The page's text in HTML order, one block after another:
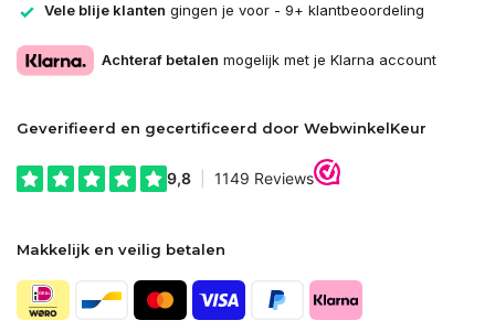
Vele blije klanten gingen je voor - 9+ klantbeoordeling
Achteraf betalen mogelijk met je Klarna account
Geverifieerd en gecertificeerd door WebwinkelKeur
Makkelijk en veilig betalen